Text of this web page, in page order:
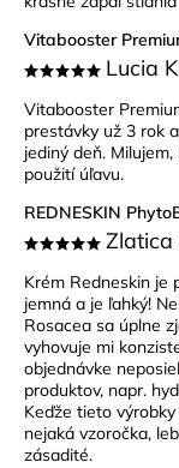
Vitabooster
Lucia
Vitabooster
prestávky už 3 rok
jediný deň.
použití úľavu.
REDNESKIN
Zlatica
Krém Redneskin je
jemná a je ľahký!
Rosacea sa úplne
vyhovuje mi
objednávke
produktov, napr.
Keďže tieto
nejaká vzoročka,
zásadité.